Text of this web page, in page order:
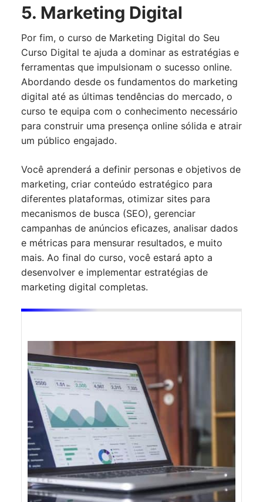
5. Marketing Digital
Por fim, o curso de Marketing Digital do Seu
Curso Digital te ajuda a dominar as estratégias e
ferramentas que impulsionam o sucesso online.
Abordando desde os fundamentos do marketing
digital até as últimas tendências do mercado, o
curso te equipa com o conhecimento necessário
para construir uma presença online sólida e atrair
um público engajado.
Você aprenderá a definir personas e objetivos de
marketing, criar conteúdo estratégico para
diferentes plataformas, otimizar sites para
mecanismos de busca (SEO), gerenciar
campanhas de anúncios eficazes, analisar dados
e métricas para mensurar resultados, e muito
mais. Ao final do curso, você estará apto a
desenvolver e implementar estratégias de
marketing digital completas.